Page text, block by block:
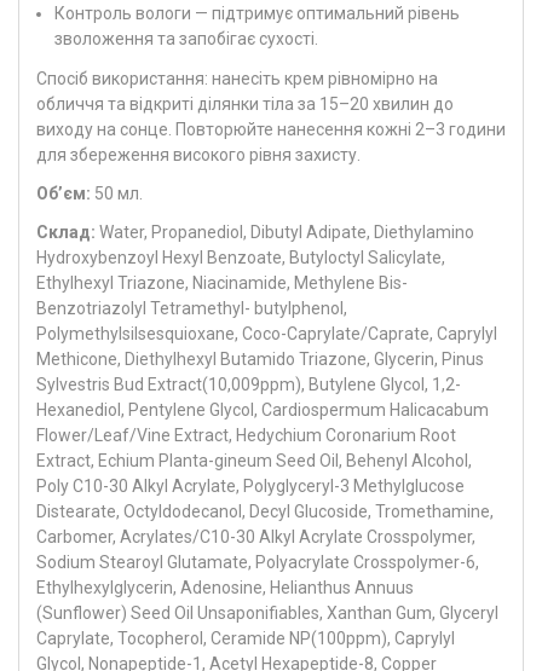
Контроль вологи — підтримує оптимальний рівень
зволоження та запобігає сухості.
Спосіб використання: нанесіть крем рівномірно на
обличчя та відкриті ділянки тіла за 15–20 хвилин до
виходу на сонце. Повторюйте нанесення кожні 2–3 години
для збереження високого рівня захисту.
Об’єм: 50 мл.
Склад: Water, Propanediol, Dibutyl Adipate, Diethylamino
Hydroxybenzoyl Hexyl Benzoate, Butyloctyl Salicylate,
Ethylhexyl Triazone, Niacinamide, Methylene Bis-
Benzotriazolyl Tetramethyl- butylphenol,
Polymethylsilsesquioxane, Coco-Caprylate/Caprate, Caprylyl
Methicone, Diethylhexyl Butamido Triazone, Glycerin, Pinus
Sylvestris Bud Extract(10,009ppm), Butylene Glycol, 1,2-
Hexanediol, Pentylene Glycol, Cardiospermum Halicacabum
Flower/Leaf/Vine Extract, Hedychium Coronarium Root
Extract, Echium Planta-gineum Seed Oil, Behenyl Alcohol,
Poly C10-30 Alkyl Acrylate, Polyglyceryl-3 Methylglucose
Distearate, Octyldodecanol, Decyl Glucoside, Tromethamine,
Carbomer, Acrylates/C10-30 Alkyl Acrylate Crosspolymer,
Sodium Stearoyl Glutamate, Polyacrylate Crosspolymer-6,
Ethylhexylglycerin, Adenosine, Helianthus Annuus
(Sunflower) Seed Oil Unsaponifiables, Xanthan Gum, Glyceryl
Caprylate, Tocopherol, Ceramide NP(100ppm), Caprylyl
Glycol, Nonapeptide-1, Acetyl Hexapeptide-8, Copper